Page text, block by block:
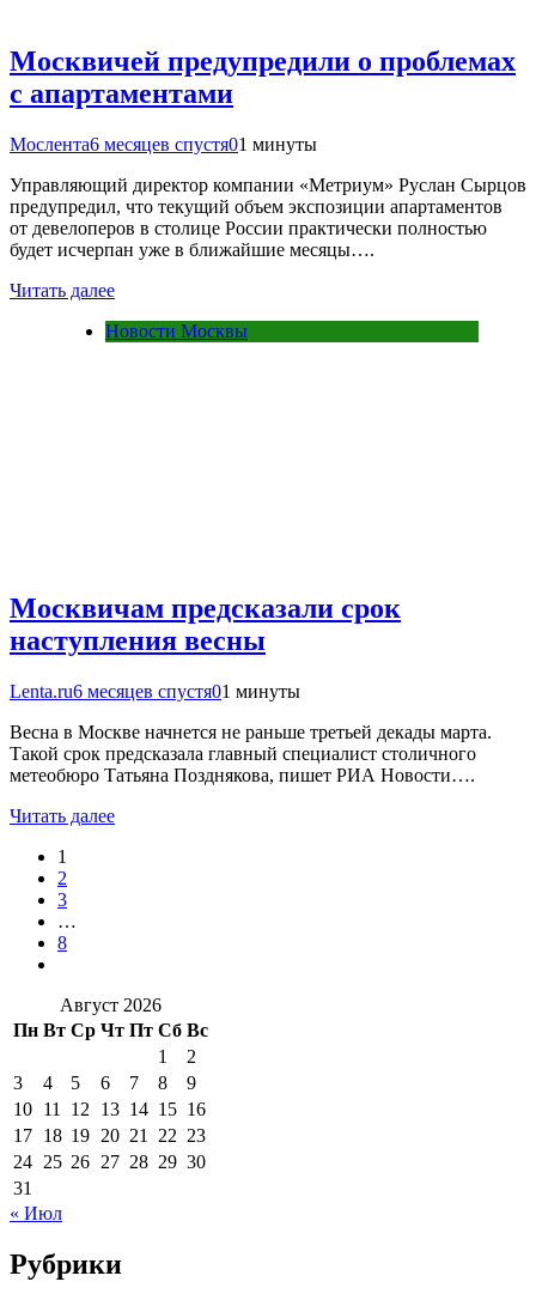
Москвичей предупредили о проблемах
с апартаментами
Мослента6 месяцев спустя01 минуты
Управляющий директор компании «Метриум» Руслан Сырцов
предупредил, что текущий объем экспозиции апартаментов
от девелоперов в столице России практически полностью
будет исчерпан уже в ближайшие месяцы….
Читать далее
Новости Москвы
Москвичам предсказали срок
наступления весны
Lenta.ru6 месяцев спустя01 минуты
Весна в Москве начнется не раньше третьей декады марта.
Такой срок предсказала главный специалист столичного
метеобюро Татьяна Позднякова, пишет РИА Новости….
Читать далее
1
2
3
…
8
Август 2026
Пн Вт Ср Чт Пт Сб Вс
1
2
3
4 5 6 7 8
9
10 11 12 13 14 15 16
17 18 19 20 21 22 23
24 25 26 27 28 29 30
31
« Июл
Рубрики